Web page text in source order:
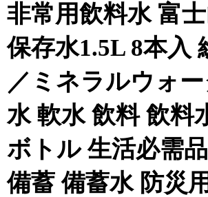
非常用飲料水 富
保存水1.5L 8本入
／ミネラルウォ
水 軟水 飲料 飲料
ボトル 生活必需
備蓄 備蓄水 防災